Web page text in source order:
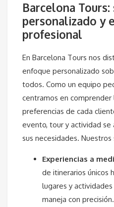
Barcelona
personalizado y
profesional
En Barcelona Tours nos
enfoque personalizado
todos. Como un equipo
centramos en
preferencias de cada
evento, tour y actividad
sus necesidades. Nuestros
Experiencias a
de itinerarios únicos
lugares y
maneja con precisión.